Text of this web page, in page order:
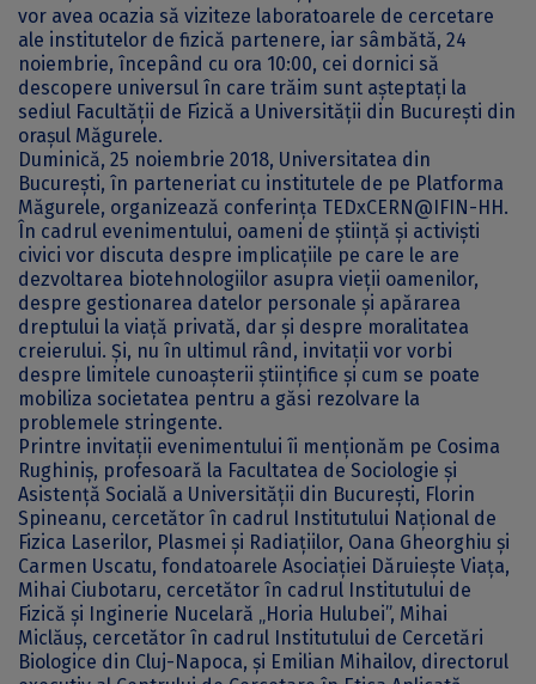
vor avea ocazia să viziteze laboratoarele de cercetare
ale institutelor de fizică partenere, iar sâmbătă, 24
noiembrie, începând cu ora 10:00, cei dornici să
descopere universul în care trăim sunt așteptați la
sediul Facultății de Fizică a Universității din București din
orașul Măgurele.
Duminică, 25 noiembrie 2018, Universitatea din
București, în parteneriat cu institutele de pe Platforma
Măgurele, organizează conferința TEDxCERN@IFIN-HH.
În cadrul evenimentului, oameni de știință și activiști
civici vor discuta despre implicațiile pe care le are
dezvoltarea biotehnologiilor asupra vieții oamenilor,
despre gestionarea datelor personale și apărarea
dreptului la viață privată, dar și despre moralitatea
creierului. Și, nu în ultimul rând, invitații vor vorbi
despre limitele cunoașterii științifice și cum se poate
mobiliza societatea pentru a găsi rezolvare la
problemele stringente.
Printre invitații evenimentului îi menționăm pe Cosima
Rughiniș, profesoară la Facultatea de Sociologie și
Asistență Socială a Universității din București, Florin
Spineanu, cercetător în cadrul Institutului Național de
Fizica Laserilor, Plasmei și Radiațiilor, Oana Gheorghiu și
Carmen Uscatu, fondatoarele Asociației Dăruiește Viața,
Mihai Ciubotaru, cercetător în cadrul Institutului de
Fizică și Inginerie Nucelară „Horia Hulubei”, Mihai
Miclăuș, cercetător în cadrul Institutului de Cercetări
Biologice din Cluj-Napoca, și Emilian Mihailov, directorul